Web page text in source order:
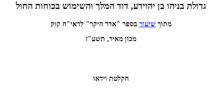
גדולת בניהו בן יהוידע, דוד המלך והשימוש בכוחות החול
מתוך שיעור בספר "אדר היקר" לראי"ה קוק
מכון מאיר, תשע"ז
הקלטת וידאו